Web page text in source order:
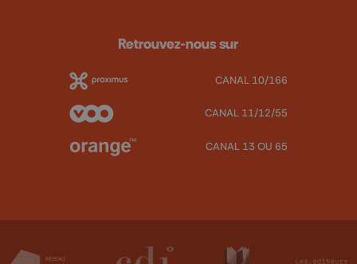
Retrouvez-nous sur
CANAL 10/166
CANAL 11/12/55
CANAL 13 OU 65